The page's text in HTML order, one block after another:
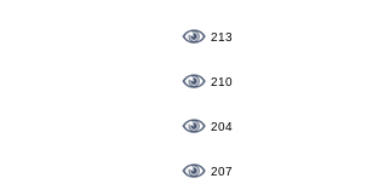
213
210
204
207